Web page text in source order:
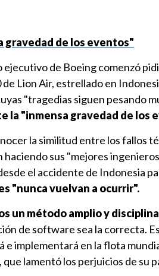
gravedad de los eventos"
ejecutivo de Boeing comenzó
Lion Air, estrellado en
"tragedias siguen pesando
la "inmensa gravedad de los
la similitud entre los fallos
haciendo sus "mejores
el accidente de Indonesia
"nunca vuelvan a ocurrir".
un método amplio y
de software sea la correcta.
e implementará en la flota
lamentó los perjuicios de su